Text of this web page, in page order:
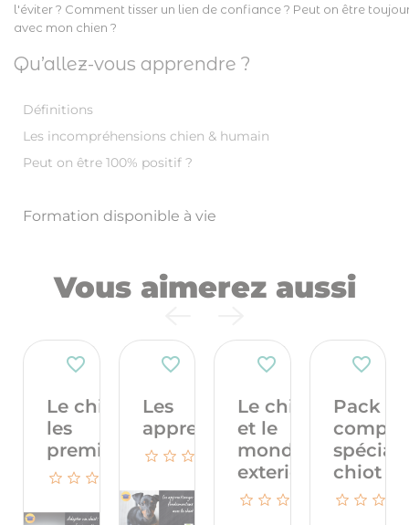
l'éviter ? Comment tisser un lien de confiance ? Peut on être
avec mon chien ?
Qu’allez-vous apprendre ?
Définitions
Les incompréhensions chien & humain
Peut on être 100% positif ?
Formation disponible à vie
Vous aimerez aussi
Le chiot et
les
premières...
favorite_border
Les
apprentissages...
favorite_border
Le chiot
et le
monde
exterieur
favorite_border
Pack
spécial
chiot
favorite_border